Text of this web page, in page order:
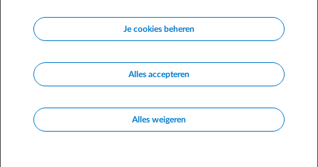
Je cookies beheren
Alles accepteren
Alles weigeren